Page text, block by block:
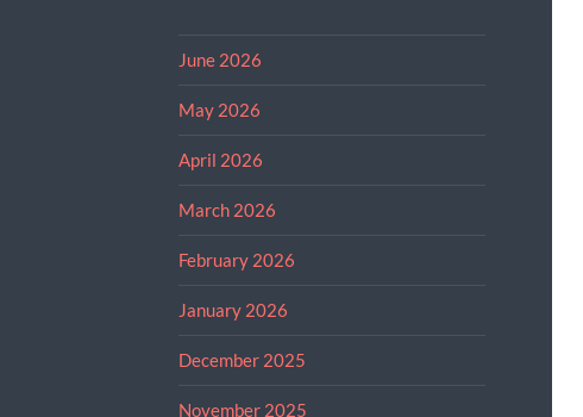
June 2026
May 2026
April 2026
March 2026
February 2026
January 2026
December 2025
November 2025